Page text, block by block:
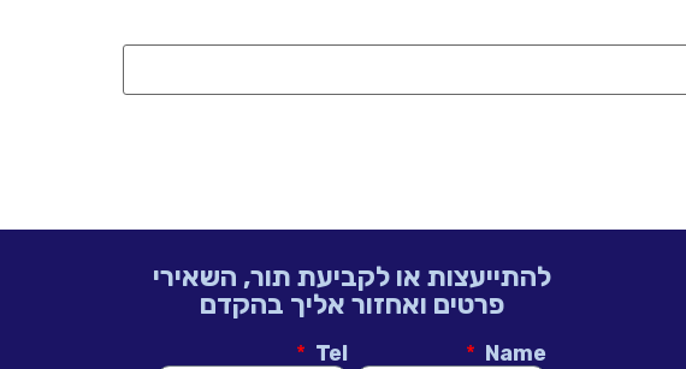
להתייעצות או לקביעת תור, השאירי
פרטים ואחזור אליך בהקדם
Name
Tel